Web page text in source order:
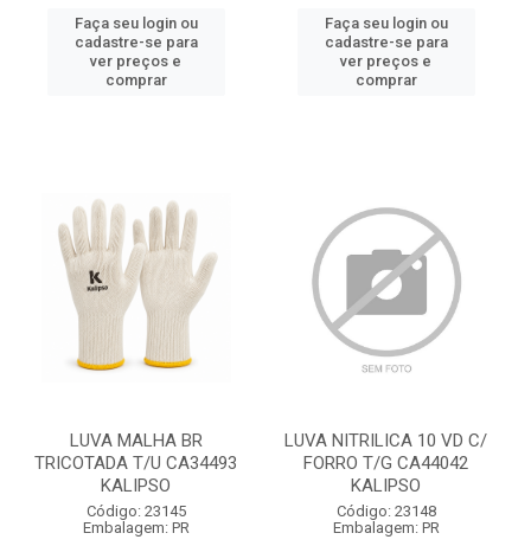
Faça seu login ou
cadastre-se para
ver preços e
comprar
Faça seu login ou
cadastre-se para
ver preços e
comprar
LUVA MALHA BR
TRICOTADA T/U CA34493
KALIPSO
Código: 23145
Embalagem: PR
LUVA NITRILICA 10 VD C/
FORRO T/G CA44042
KALIPSO
Código: 23148
Embalagem: PR